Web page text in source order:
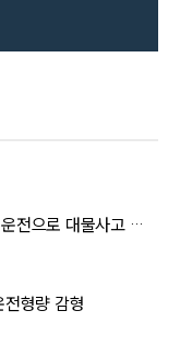
[도주치상, 사고후미조치 등 집행유예] 음주운전으로 대물사고 및 인명피해 있었으나 실형을 면함
형량 감형